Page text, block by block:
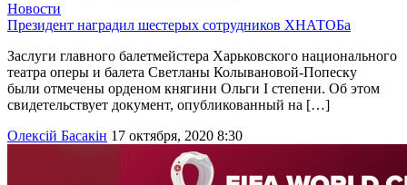
Новости
Президент наградил шестерых сотрудников ХНАТОБа
Заслуги главного балетмейстера Харьковского национального
театра оперы и балета Светланы Колывановой-Попеску
были отмечены орденом княгини Ольги I степени. Об этом
свидетельствует документ, опубликованный на […]
Олексій Басакін 17 октября, 2020 8:30